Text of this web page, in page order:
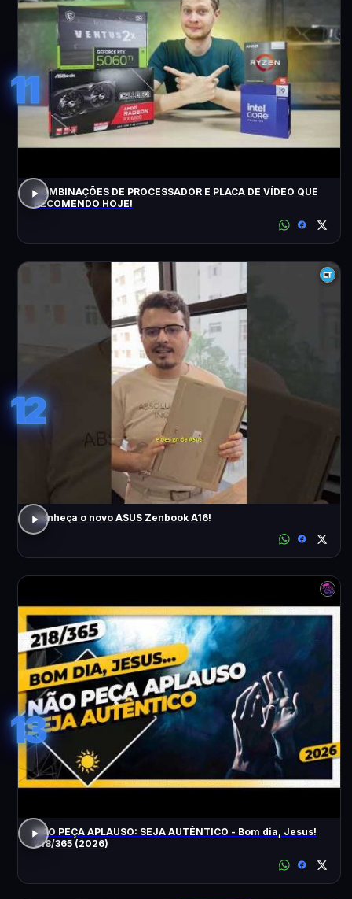
11
COMBINAÇÕES DE PROCESSADOR E PLACA DE VÍDEO QUE
RECOMENDO HOJE!
12
Conheça o novo ASUS Zenbook A16!
13
NÃO PEÇA APLAUSO: SEJA AUTÊNTICO - Bom dia, Jesus!
218/365 (2026)